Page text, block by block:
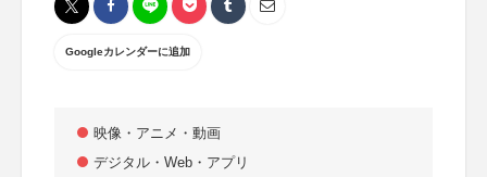
Googleカレンダーに追加
映像・アニメ・動画
デジタル・Web・アプリ